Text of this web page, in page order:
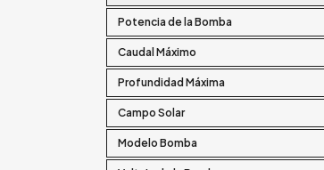
Potencia de la Bomba
Caudal Máximo
Profundidad Máxima
Campo Solar
Modelo Bomba